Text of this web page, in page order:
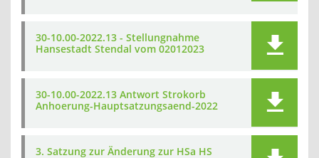
30-10.00-2022.13 - Stellungnahme
Hansestadt Stendal vom 02012023
30-10.00-2022.13 Antwort Strokorb
Anhoerung-Hauptsatzungsaend-2022
3. Satzung zur Änderung zur HSa HS